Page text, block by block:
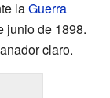
laGuerra
junio de 1898.
claro.